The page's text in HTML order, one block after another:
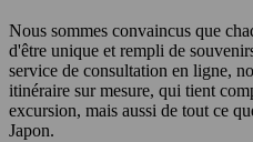
Nous sommes convaincus que
d'être unique et rempli de
service de consultation en ligne,
itinéraire sur mesure, qui tient
excursion, mais aussi de tout ce
Japon.